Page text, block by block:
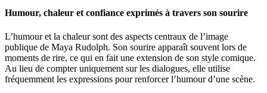
Humour, chaleur et confiance exprimés à travers son sourire
L’humour et la chaleur sont des aspects centraux de l’image
publique de Maya Rudolph. Son sourire apparaît souvent lors de
moments de rire, ce qui en fait une extension de son style comique.
Au lieu de compter uniquement sur les dialogues, elle utilise
fréquemment les expressions pour renforcer l’humour d’une scène.